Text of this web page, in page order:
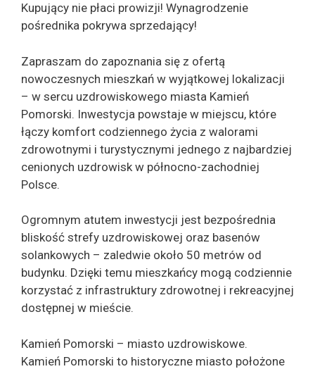
Kupujący nie płaci prowizji! Wynagrodzenie
pośrednika pokrywa sprzedający!
Zapraszam do zapoznania się z ofertą
nowoczesnych mieszkań w wyjątkowej lokalizacji
– w sercu uzdrowiskowego miasta Kamień
Pomorski. Inwestycja powstaje w miejscu, które
łączy komfort codziennego życia z walorami
zdrowotnymi i turystycznymi jednego z najbardziej
cenionych uzdrowisk w północno-zachodniej
Polsce.
Ogromnym atutem inwestycji jest bezpośrednia
bliskość strefy uzdrowiskowej oraz basenów
solankowych – zaledwie około 50 metrów od
budynku. Dzięki temu mieszkańcy mogą codziennie
korzystać z infrastruktury zdrowotnej i rekreacyjnej
dostępnej w mieście.
Kamień Pomorski – miasto uzdrowiskowe.
Kamień Pomorski to historyczne miasto położone